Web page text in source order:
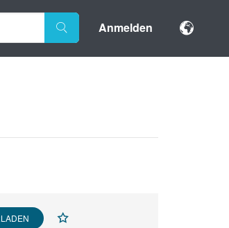
Anmelden